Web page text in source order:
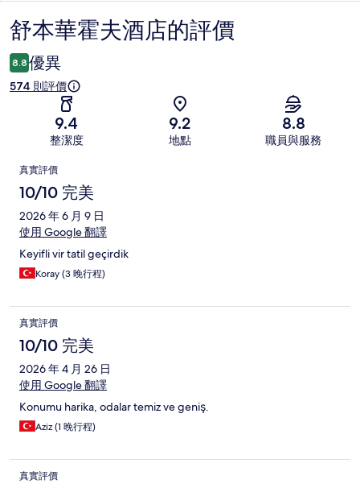
評
價
舒本華霍夫酒店的評價
8.8 優異
574 則評價
9.4
整潔度
9.2
地點
8.8
職員與服務
評
價
真實評價
10/10 完美
2026 年 6 月 9 日
使用 Google 翻譯
Keyifli vir tatil geçirdik
Koray (3 晚行程)
真實評價
10/10 完美
2026 年 4 月 26 日
使用 Google 翻譯
Konumu harika, odalar temiz ve geniş.
Aziz (1 晚行程)
真實評價